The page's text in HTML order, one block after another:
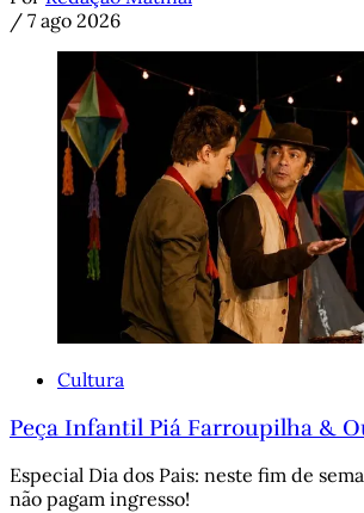
/ 7 ago 2026
Cultura
Peça Infantil Piá Farroupilha &
Especial Dia dos Pais: neste fim de
não pagam ingresso!